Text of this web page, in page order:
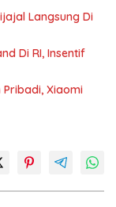
Langsung Di
Di RI, Insentif
Xiaomi